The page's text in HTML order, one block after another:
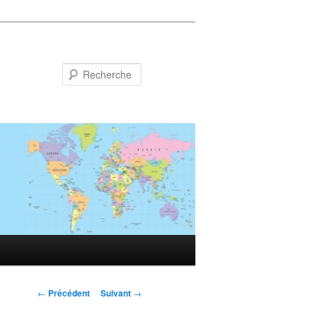
Navigation
← Précédent Suivant →